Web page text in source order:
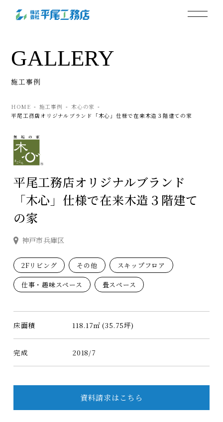
GALLERY
施工事例
HOME 施工事例
木心の家
平尾工務店オリジナルブランド「木心」仕様で在来木造３階建ての家
平尾工務店オリジナルブランド
「木心」仕様で在来木造３階建て
の家
神戸市兵庫区
2Fリビング その他 スキップフロア
仕事・趣味スペース 畳スペース
床面積 118.17㎡ (35.75坪)
完成 2018/7
資料請求はこちら